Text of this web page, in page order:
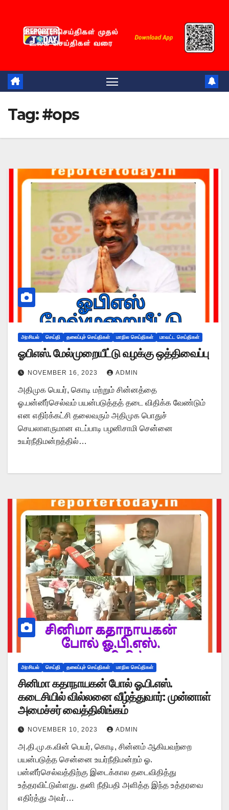
content
Tag:#ops
அரசியல் செய்தி தலைப்புச் செய்திகள் மாநில செய்திகள் மாவட்ட செய்திகள்
ஓபிஎஸ். மேல்முறையீட்டு வழக்கு ஒத்திவைப்பு
NOVEMBER 16, 2023 ADMIN
அதிமுக பெயர், கொடி மற்றும் சின்னத்தை
ஓ.பன்னீர்செல்வம் பயன்படுத்தத் தடை விதிக்க வேண்டும்
என எதிர்க்கட்சி தலைவரும் அதிமுக பொதுச்
செயலாளருமான எடப்பாடி பழனிசாமி சென்னை
உயர்நீதிமன்றத்தில்…
அரசியல் செய்தி தலைப்புச் செய்திகள் மாநில செய்திகள்
சினிமா கதாநாயகன் போல் ஓ.பி.எஸ்.
கடைசியில் வில்லனை வீழ்த்துவார்: முன்னாள்
அமைச்சர் வைத்திலிங்கம்
NOVEMBER 10, 2023 ADMIN
அ.தி.மு.க.வின் பெயர், கொடி, சின்னம் ஆகியவற்றை
பயன்படுத்த சென்னை உயர்நீதிமன்றம் ஓ.
பன்னீர்செல்வத்திற்கு இடைக்கால தடைவிதித்து
உத்தரவிட்டுள்ளது. தனி நீதிபதி அளித்த இந்த உத்தரவை
எதிர்த்து அவர்…